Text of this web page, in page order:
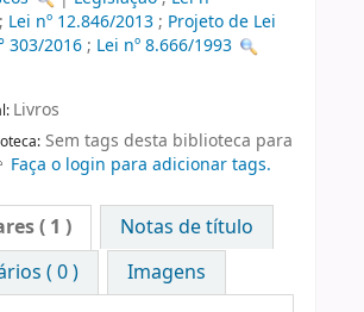
; Lei nº 12.846/2013; Projeto de Lei
303/2016; Lei nº 8.666/1993
Livros
Sem tags desta biblioteca para
Faça o login para adicionar tags.
( 1 )
Notas de título
( 0 )
Imagens